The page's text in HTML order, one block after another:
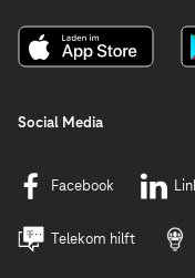
Social Media
Facebook
Telekom hilft